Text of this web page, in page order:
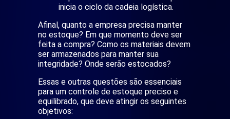
inicia o ciclo da cadeia logística.
Afinal, quanto a empresa precisa manter
no estoque? Em que momento deve ser
feita a compra? Como os materiais devem
ser armazenados para manter sua
integridade? Onde serão estocados?
Essas e outras questões são essenciais
para um controle de estoque preciso e
equilibrado, que deve atingir os seguintes
objetivos: